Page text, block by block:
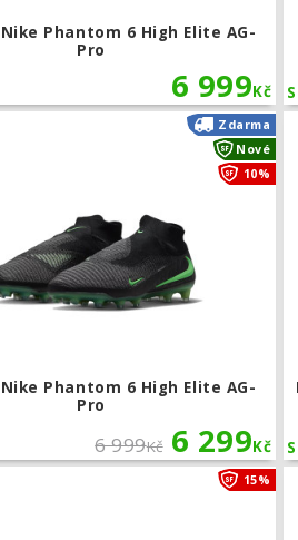
Phantom 6 High Elite AG-
Pro
6 999Kč
Phantom 6 High Elite AG-
Pro
6 999Kč 6 299Kč
Zdarma
Nové
10%
15%